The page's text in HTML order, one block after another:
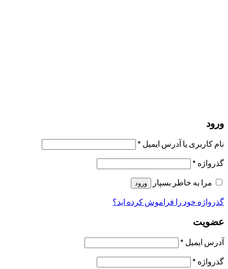
ورود
نام کاربری یا آدرس ایمیل *
گذرواژه *
مرا به خاطر بسپار
ورود
گذرواژه خود را فراموش کرده اید؟
عضویت
آدرس ایمیل *
گذرواژه *